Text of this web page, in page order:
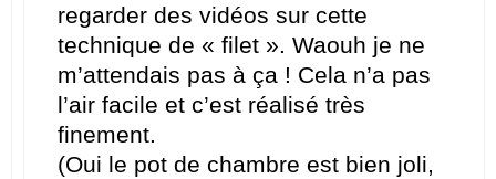
regarder des vidéos sur cette
technique de « filet ». Waouh je ne
m’attendais pas à ça ! Cela n’a pas
l’air facile et c’est réalisé très
finement.
(Oui le pot de chambre est bien joli,